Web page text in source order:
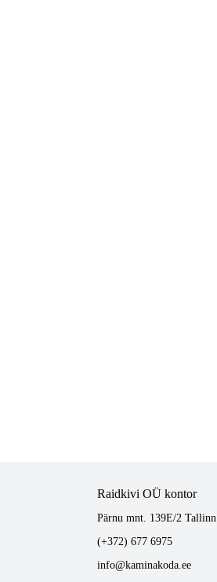
Raidkivi OÜ kontor
Pärnu mnt. 139E/2 Tallinn
(+372) 677 6975
info@kaminakoda.ee